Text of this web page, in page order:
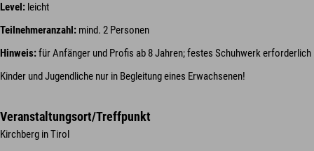
Level: leicht
Teilnehmeranzahl: mind. 2 Personen
Hinweis:für Anfänger und Profis ab 8 Jahren; festes Schuhwerk erforderlich
Kinder und Jugendliche nur in Begleitung eines Erwachsenen!
Veranstaltungsort/Treffpunkt
Kirchberg in Tirol